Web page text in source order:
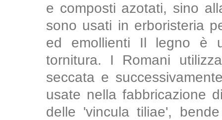
e composti azotati, sino
sono usati in erboristeria
ed emollienti Il legno è
tornitura. I Romani
seccata e
usate nella fabbricazione
delle 'vincula tiliae',